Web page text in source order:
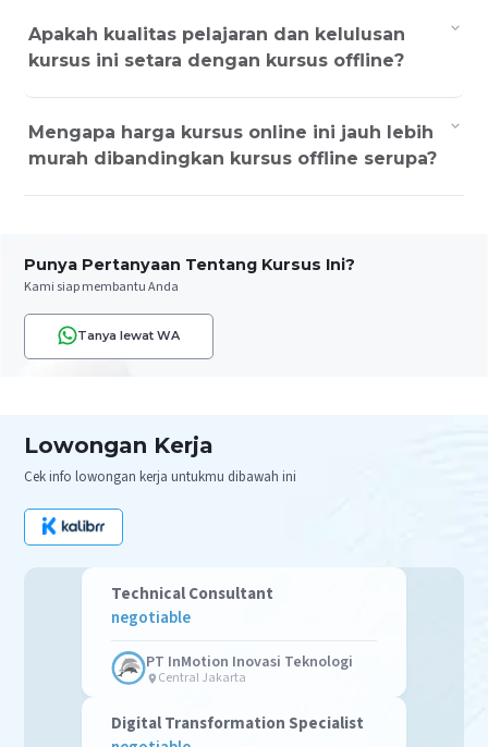
Apakah kualitas pelajaran dan kelulusan
kursus ini setara dengan kursus offline?
Mengapa harga kursus online ini jauh lebih
murah dibandingkan kursus offline serupa?
Punya Pertanyaan Tentang Kursus Ini?
Kami siap membantu Anda
Tanya lewat WA
Lowongan Kerja
Cek info lowongan kerja untukmu dibawah ini
Technical Consultant
negotiable
PT InMotion Inovasi Teknologi
Central Jakarta
Digital Transformation Specialist